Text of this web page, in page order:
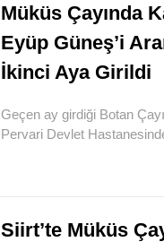
Müküs Çayında
Eyüp Güneş’i
İkinci Aya Girildi
Geçen ay girdiği Botan
Pervari Devlet
Siirt’te Müküs